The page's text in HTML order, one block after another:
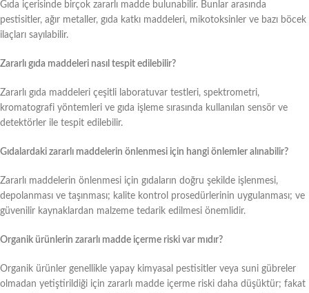
Gıda içerisinde birçok zararlı madde bulunabilir. Bunlar arasında
pestisitler, ağır metaller, gıda katkı maddeleri, mikotoksinler ve bazı böcek
ilaçları sayılabilir.
Zararlı gıda maddeleri nasıl tespit edilebilir?
Zararlı gıda maddeleri çeşitli laboratuvar testleri, spektrometri,
kromatografi yöntemleri ve gıda işleme sırasında kullanılan sensör ve
detektörler ile tespit edilebilir.
Gıdalardaki zararlı maddelerin önlenmesi için hangi önlemler alınabilir?
Zararlı maddelerin önlenmesi için gıdaların doğru şekilde işlenmesi,
depolanması ve taşınması; kalite kontrol prosedürlerinin uygulanması; ve
güvenilir kaynaklardan malzeme tedarik edilmesi önemlidir.
Organik ürünlerin zararlı madde içerme riski var mıdır?
Organik ürünler genellikle yapay kimyasal pestisitler veya suni gübreler
olmadan yetiştirildiği için zararlı madde içerme riski daha düşüktür; fakat